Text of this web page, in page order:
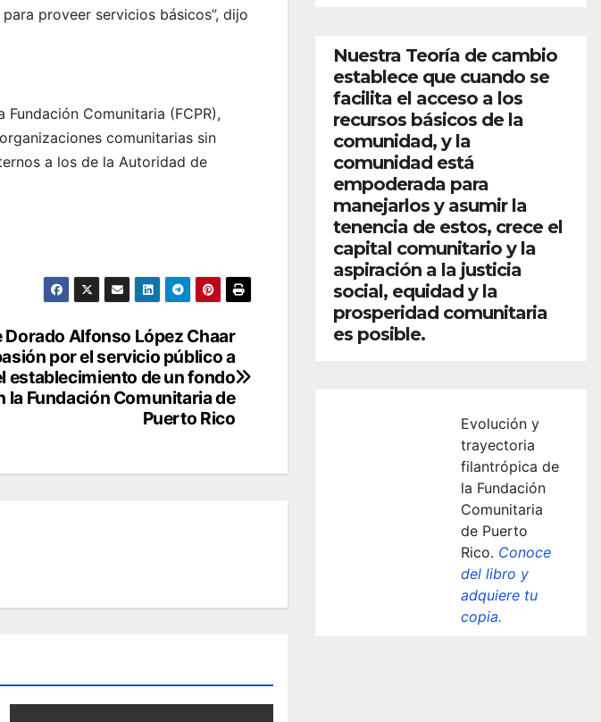
proveer servicios básicos”, dijo
Comunitaria (FCPR),
comunitarias sin
a los de la Autoridad de
Dorado Alfonso López Chaar
por el servicio público a
establecimiento de un fondo
la Fundación Comunitaria de
Puerto Rico
Nuestra Teoría de cambio
establece que cuando se
facilita el acceso a los
recursos básicos de la
comunidad, y la
comunidad está
empoderada para
manejarlos y asumir la
tenencia de estos, crece el
capital comunitario y la
aspiración a la justicia
social, equidad y la
prosperidad comunitaria
es posible.
Evolución y
trayectoria
filantrópica de
la Fundación
Comunitaria
de Puerto
Rico. Conoce
del libro y
adquiere tu
copia.